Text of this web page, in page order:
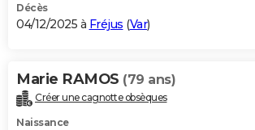
Décès
04/12/2025 à Fréjus (Var)
Marie RAMOS (79 ans)
Créer une cagnotte obsèques
Naissance